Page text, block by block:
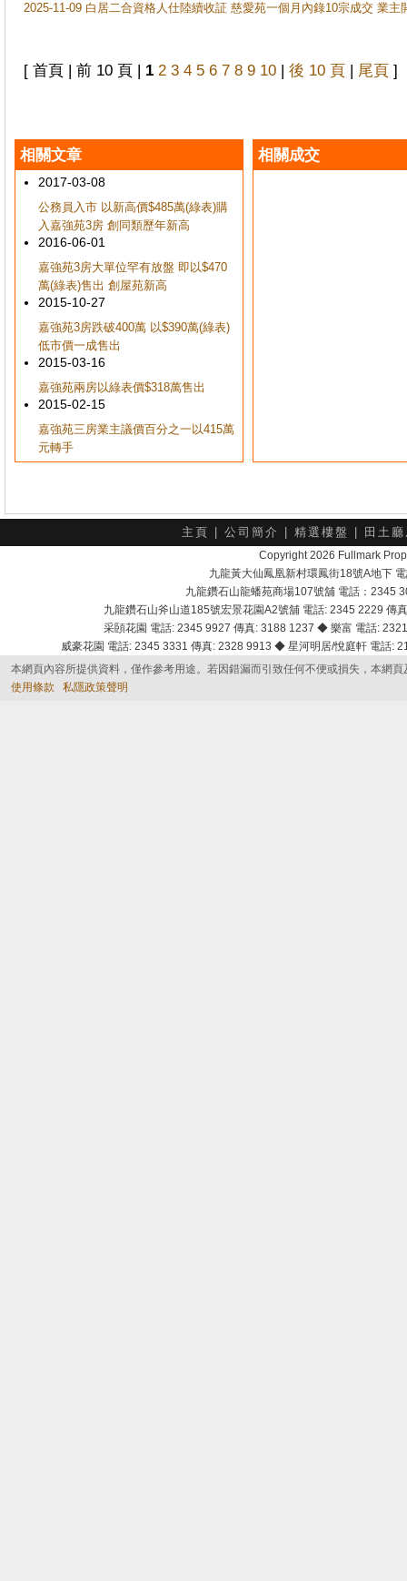
2025-11-09 白居二合資格人仕陸續收証 慈愛苑一個月內錄10宗成交 業
[ 首頁 | 前 10 頁 | 1 2 3 4 5 6 7 8 9 10 | 後 10 頁 | 尾頁 ]
相關文章
2017-03-08
公務員入市 以新高價$485萬(綠表)購
入嘉強苑3房 創同類歷年新高
2016-06-01
嘉強苑3房大單位罕有放盤 即以$470
萬(綠表)售出 創屋苑新高
2015-10-27
嘉強苑3房跌破400萬 以$390萬(綠表)
低市價一成售出
2015-03-16
嘉強苑兩房以綠表價$318萬售出
2015-02-15
嘉強苑三房業主議價百分之一以415萬
元轉手
相關成交
主頁 公司簡介 精選樓盤 田土
Copyright 2026 Fullmark
九龍黃大仙鳳凰新村環鳳街18號A地下
九龍鑽石山龍蟠苑商場107號舖 電話：2345
九龍鑽石山斧山道185號宏景花園A2號舖 電話: 2345 2229
采頣花園 電話: 2345 9927 傳真: 3188 1237 ◆ 樂富 電話:
威豪花園 電話: 2345 3331 傳真: 2328 9913 ◆ 星河明居/悅庭軒 電話
本網頁內容所提供資料，僅作參考用途。若因錯漏而引致任何不便或損失，本網
使用條款
私隱政策聲明